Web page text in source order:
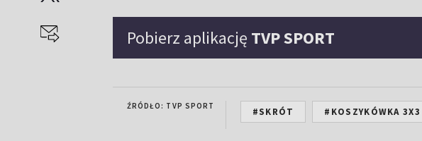
Pobierz aplikację TVP SPORT
ŹRÓDŁO: TVP SPORT #SKRÓT #KOSZYKÓWKA 3X3